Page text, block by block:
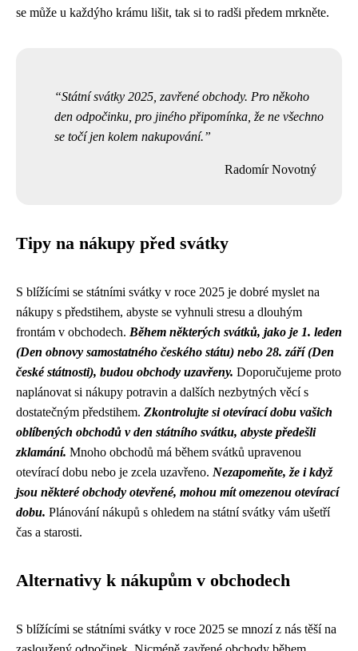
se může u každýho krámu lišit, tak si to radši předem mrkněte.
Státní svátky 2025, zavřené obchody. Pro někoho
den odpočinku, pro jiného připomínka, že ne všechno
se točí jen kolem nakupování.
Radomír Novotný
Tipy na nákupy před svátky
S blížícími se státními svátky v roce 2025 je dobré myslet na
nákupy s předstihem, abyste se vyhnuli stresu a dlouhým
frontám v obchodech. Během některých svátků, jako je 1. leden
(Den obnovy samostatného českého státu) nebo 28. září (Den
české státnosti), budou obchody uzavřeny. Doporučujeme proto
naplánovat si nákupy potravin a dalších nezbytných věcí s
dostatečným předstihem. Zkontrolujte si otevírací dobu vašich
oblíbených obchodů v den státního svátku, abyste předešli
zklamání. Mnoho obchodů má během svátků upravenou
otevírací dobu nebo je zcela uzavřeno. Nezapomeňte, že i když
jsou některé obchody otevřené, mohou mít omezenou otevírací
dobu. Plánování nákupů s ohledem na státní svátky vám ušetří
čas a starosti.
Alternativy k nákupům v obchodech
S blížícími se státními svátky v roce 2025 se mnozí z nás těší na